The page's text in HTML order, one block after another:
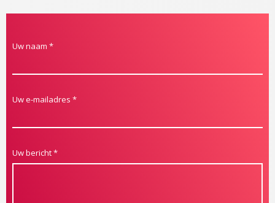
Uw naam *
Uw e-mailadres *
Uw bericht*